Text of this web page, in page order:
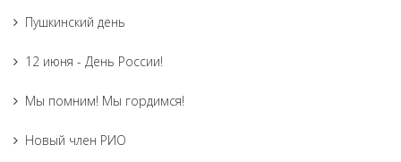
Пушкинский день
12 июня - День России!
Мы помним! Мы гордимся!
Новый член РИО